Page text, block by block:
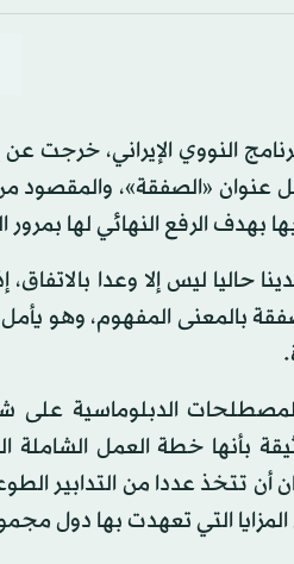
الأميركية وثيقة تقع في 159 صفحة، تحمل عنوان
بهدف الرفع النهائي لها بمرور
حاليا ليس إلا وعدا
بالمعنى المفهوم، وهو
المثابرة المصطلحات الدبلوماسية
بأنها خطة العمل
تتخذ عددا من التدابير
التي تعهدت بها دول مجموعة